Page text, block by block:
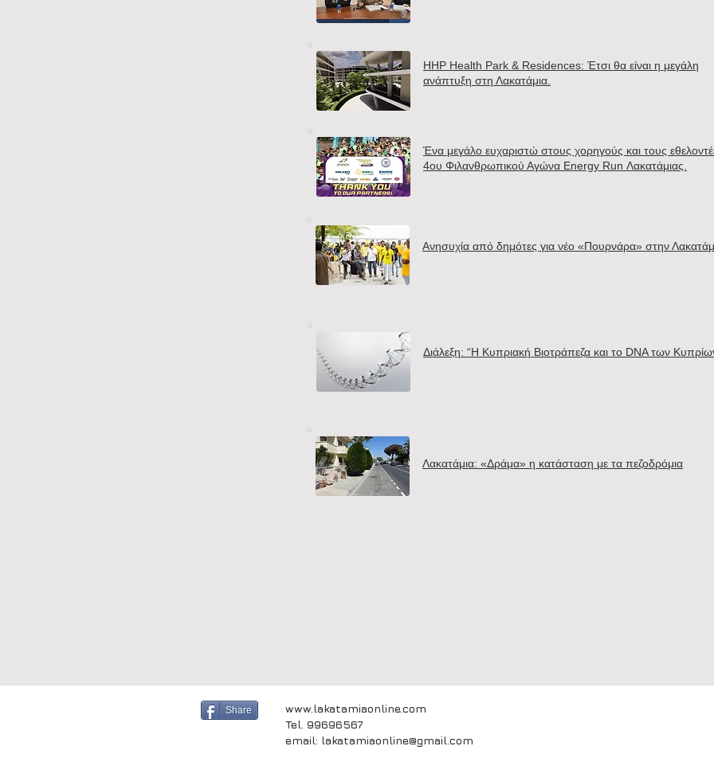
HHP Health Park & Residences: Έτσι θα είναι η μεγάλη
ανάπτυξη στη Λακατάμια.
Ένα μεγάλο ευχαριστώ στους χορηγούς και τους
4ου Φιλανθρωπικού Αγώνα Energy Run Λακατάμιας.
Ανησυχία από δημότες για νέο «Πουρνάρα» στην
Διάλεξη: “Η Κυπριακή Βιοτράπεζα και το DNA των
Λακατάμια: «Δράμα» η κατάσταση με τα πεζοδρόμια
Share
www.lakatamiaonline.com
Tel. 99696567
email: lakatamiaonline@gmail.com